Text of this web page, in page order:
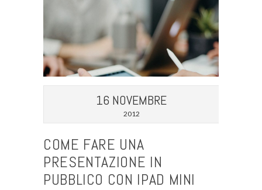
16 NOVEMBRE
2012
COME FARE UNA
PRESENTAZIONE IN
PUBBLICO CON IPAD MINI